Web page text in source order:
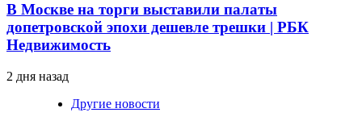
В Москве на торги выставили палаты
допетровской эпохи дешевле трешки | РБК
Недвижимость
2 дня назад
Другие новости